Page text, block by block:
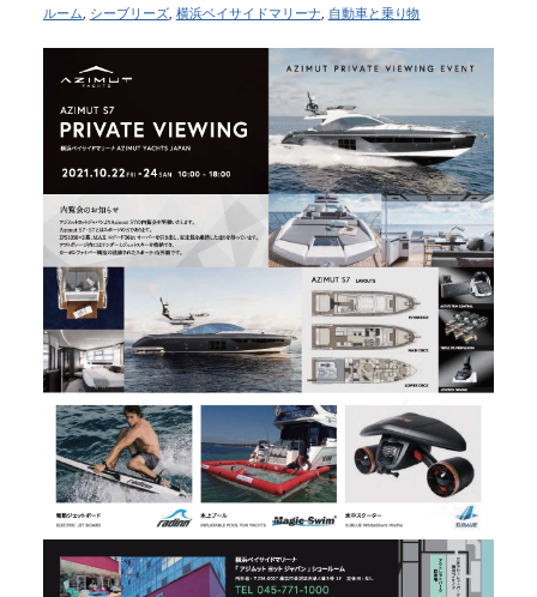
ルーム シーブリーズ, 横浜ベイサイドマリーナ 自動車と乗り物